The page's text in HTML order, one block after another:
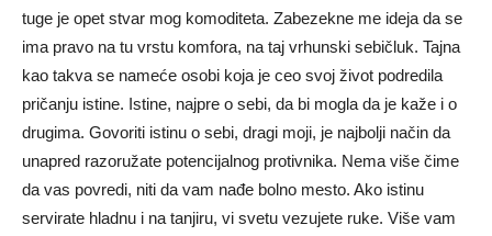
tuge je opet stvar mog komoditeta. Zabezekne me ideja da se
ima pravo na tu vrstu komfora, na taj vrhunski sebičluk. Tajna
kao takva se nameće osobi koja je ceo svoj život podredila
pričanju istine. Istine, najpre o sebi, da bi mogla da je kaže i o
drugima. Govoriti istinu o sebi, dragi moji, je najbolji način da
unapred razoružate potencijalnog protivnika. Nema više čime
da vas povredi, niti da vam nađe bolno mesto. Ako istinu
servirate hladnu i na tanjiru, vi svetu vezujete ruke. Više vam